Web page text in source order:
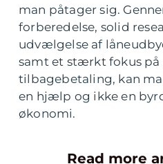
man påtager sig.
forberedelse, solid
udvælgelse af
samt et stærkt fokus på
tilbagebetaling, kan
en hjælp og ikke en
økonomi.
Read more